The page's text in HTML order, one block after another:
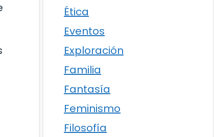
Ética
Eventos
Exploración
Familia
Fantasía
Feminismo
Filosofía